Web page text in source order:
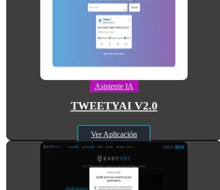
Asistente IA
TWEETYAI V2.0
Ver Aplicación